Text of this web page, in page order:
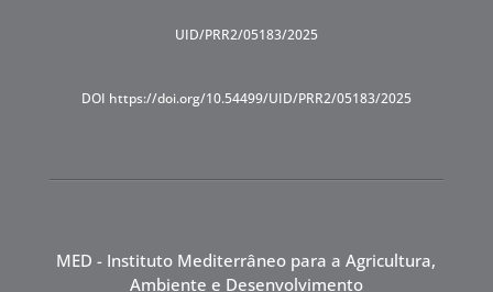
UID/PRR2/05183/2025
DOI https://doi.org/10.54499/UID/PRR2/05183/2025
MED - Instituto Mediterrâneo para a Agricultura,
Ambiente e Desenvolvimento